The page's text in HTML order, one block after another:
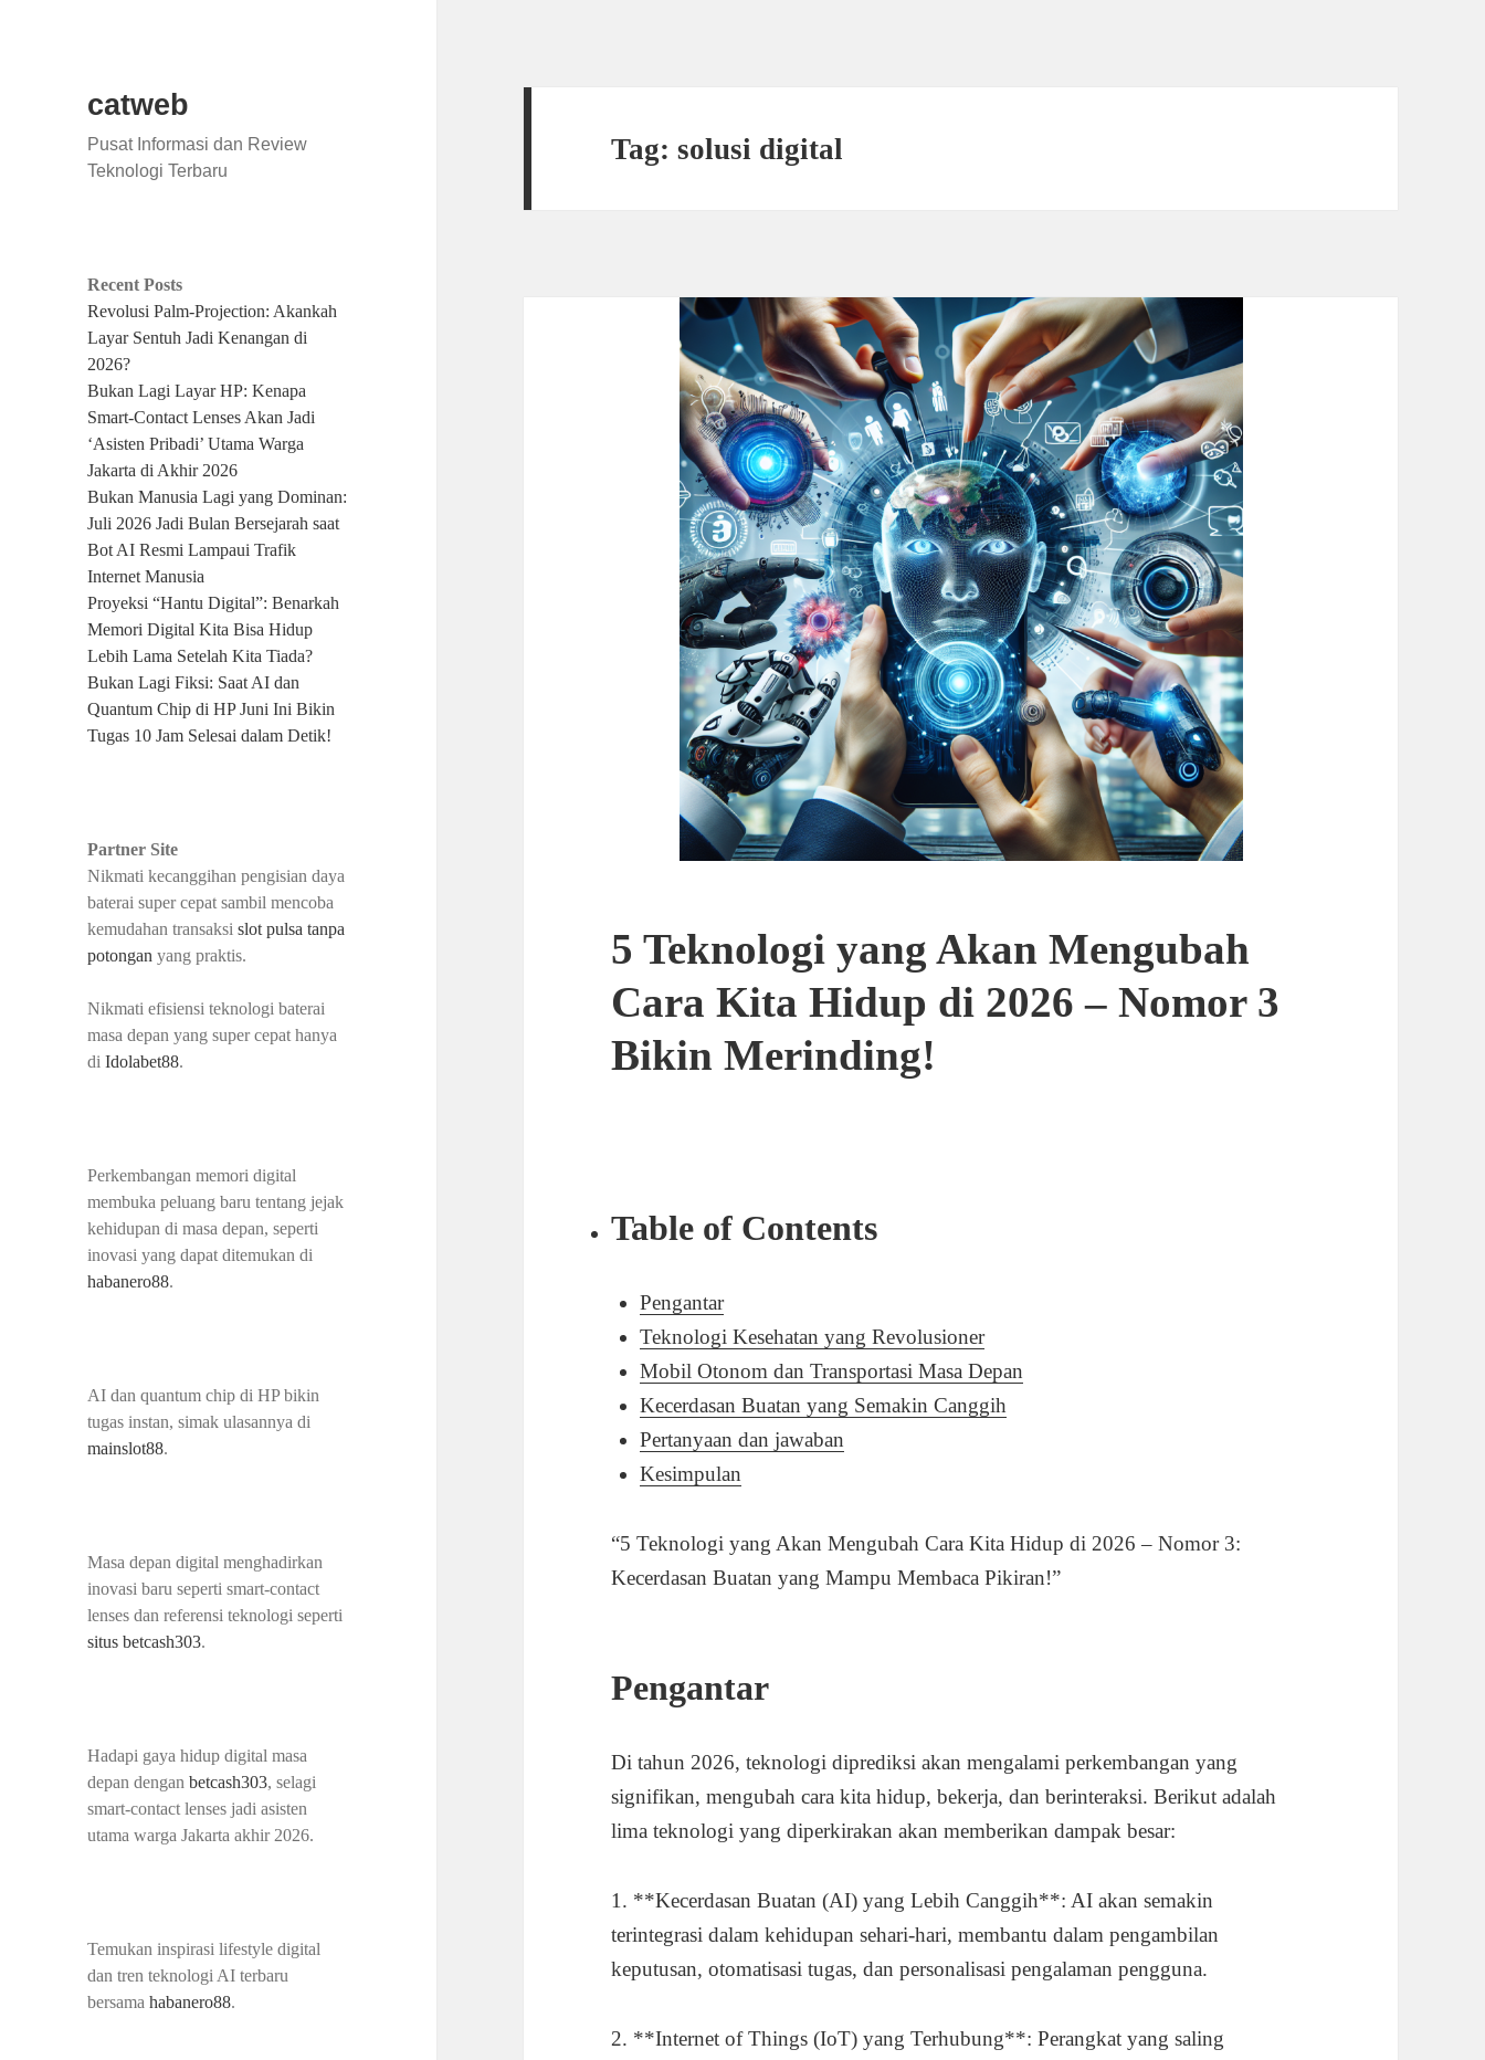
catweb
Pusat Informasi dan Review
Teknologi Terbaru
Recent Posts
Revolusi Palm-Projection: Akankah
Layar Sentuh Jadi Kenangan di
2026?
Bukan Lagi Layar HP: Kenapa
Smart-Contact Lenses Akan Jadi
‘Asisten Pribadi’ Utama Warga
Jakarta di Akhir 2026
Bukan Manusia Lagi yang Dominan:
Juli 2026 Jadi Bulan Bersejarah saat
Bot AI Resmi Lampaui Trafik
Internet Manusia
Proyeksi “Hantu Digital”: Benarkah
Memori Digital Kita Bisa Hidup
Lebih Lama Setelah Kita Tiada?
Bukan Lagi Fiksi: Saat AI dan
Quantum Chip di HP Juni Ini Bikin
Tugas 10 Jam Selesai dalam Detik!
Partner Site
Nikmati kecanggihan pengisian daya
baterai super cepat sambil mencoba
kemudahan transaksislot pulsa tanpa
potongan yang praktis.
Nikmati efisiensi teknologi baterai
masa depan yang super cepat hanya
diIdolabet88.
Perkembangan memori digital
membuka peluang baru tentang jejak
kehidupan di masa depan, seperti
inovasi yang dapat ditemukan di
habanero88.
AI dan quantum chip di HP bikin
tugas instan, simak ulasannya di
mainslot88.
Masa depan digital menghadirkan
inovasi baru seperti smart-contact
lenses dan referensi teknologi seperti
situs betcash303.
Hadapi gaya hidup digital masa
depan denganbetcash303, selagi
smart-contact lenses jadi asisten
utama warga Jakarta akhir 2026.
Temukan inspirasi lifestyle digital
dan tren teknologi AI terbaru
bersamahabanero88.
Tag:solusi digital
5 Teknologi yang Akan Mengubah
Cara Kita Hidup di 2026 – Nomor 3
Bikin Merinding!
Table of Contents
Pengantar
Teknologi Kesehatan yang Revolusioner
Mobil Otonom dan Transportasi Masa Depan
Kecerdasan Buatan yang Semakin Canggih
Pertanyaan dan jawaban
Kesimpulan
“5 Teknologi yang Akan Mengubah Cara Kita Hidup di 2026 – Nomor 3:
Kecerdasan Buatan yang Mampu Membaca Pikiran!”
Pengantar
Di tahun 2026, teknologi diprediksi akan mengalami perkembangan yang
signifikan, mengubah cara kita hidup, bekerja, dan berinteraksi. Berikut adalah
lima teknologi yang diperkirakan akan memberikan dampak besar:
1. **Kecerdasan Buatan (AI) yang Lebih Canggih**: AI akan semakin
terintegrasi dalam kehidupan sehari-hari, membantu dalam pengambilan
keputusan, otomatisasi tugas, dan personalisasi pengalaman pengguna.
2. **Internet of Things (IoT) yang Terhubung**: Perangkat yang saling